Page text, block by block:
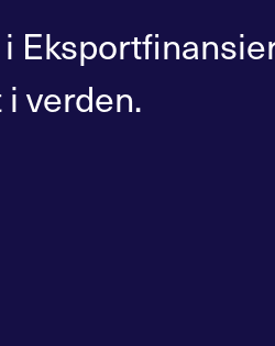
verden.